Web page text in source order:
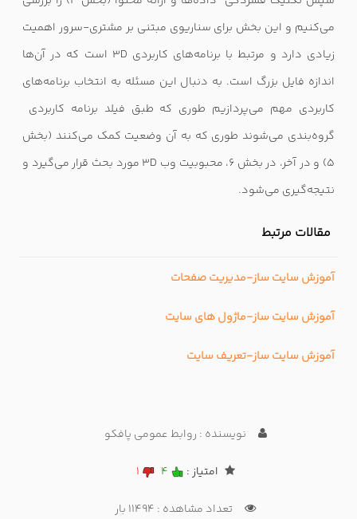
می‌کنیم و این بخش برای سناریوی مبتنی بر مشتری-سرور اهمیت
زیادی دارد و مرتبط با برنامه‌های کاربردی 3D
است که در آن‌ها
اندازه فایل بزرگ است. به دنبال این مسئله به انتخاب برنامه‌های
کاربردی مهم می‌پردازیم طوری که طبق فیلد برنامه کاربردی
گروه‌بندی می‌شوند طوری که به آن وضعیت کمک می‌کنند (بخش
5) و در آخر، در بخش 6، محبوبیت وب 3D
مورد بحث قرار می‌گیرد و
نتیجه‌گیری می‌شود.
مقالات مرتبط
آموزش سایت ساز-مدیریت صفحات
آموزش سایت ساز-ماژول های سایت
آموزش سایت ساز-تعریف سایت
نویسنده : روابط عمومی پافکو
امتیاز : 4
1
تعداد مشاهده : 11494 بار